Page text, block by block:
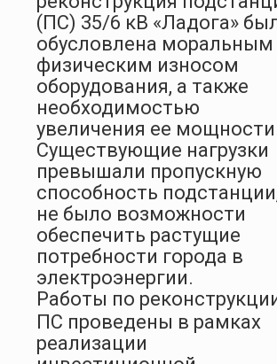
(ПС) 35/6 кВ «Ладога»
обусловлена моральным
физическим износом
оборудования, а также
необходимостью
увеличения ее
Существующие нагрузки
превышали пропускную
способность
не было возможности
обеспечить растущие
потребности города в
электроэнергии.
Работы по
ПС проведены в рамках
реализации